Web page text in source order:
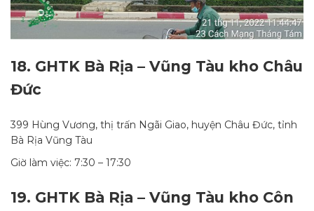
18. GHTK Bà Rịa – Vũng Tàu kho Châu
Đức
399 Hùng Vương, thị trấn Ngãi Giao, huyện Châu Đức, tỉnh
Bà Rịa Vũng Tàu
Giờ làm việc: 7:30 – 17:30
19. GHTK Bà Rịa – Vũng Tàu kho Côn